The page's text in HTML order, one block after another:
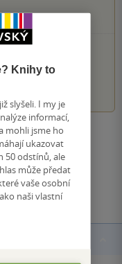
Knihy to
slyšeli. I my je
informací,
mohli jsme ho
ukazovat
50 odstínů, ale
může předat
vaše osobní
naši vlastní